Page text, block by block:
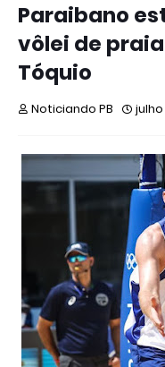
Paraibano
vôlei de
Tóquio
Noticiando PB julho